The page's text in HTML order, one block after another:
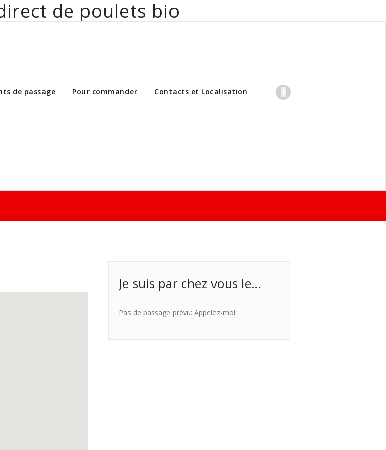
de poulets bio
bio aux particuliers et professionnels
de passage Pour commander Contacts et Localisation
Je suis par chez vous le…
Pas de passage prévu: Appelez-moi